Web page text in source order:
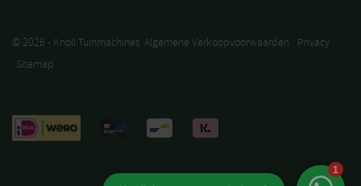
© 2026 - Knoll Tuinmachines Algemene Verkoopvoorwaarden
Privacy
Sitemap